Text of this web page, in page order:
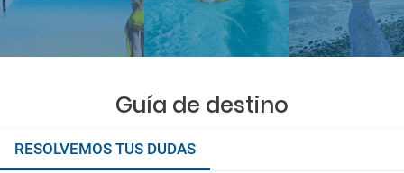
Guía de destino
RESOLVEMOS TUS DUDAS